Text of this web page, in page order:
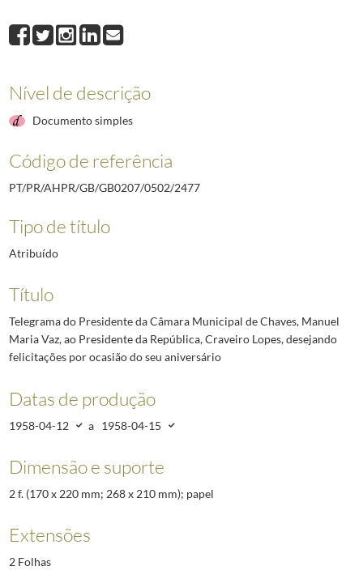
2478Telegrama do Governador Civil de Aveiro, Francisco Vale Guimarães,
2479Telegrama do Presidente da Comissão Executiva da União Nacional,
2481
Telegrama do pessoal do Palácio [da Cidadela] de Cascais ao
(...)
Nível de descrição
Documento simples
Código de referência
PT/PR/AHPR/GB/GB0207/0502/2477
Tipo de título
Atribuído
Título
Telegrama do Presidente da Câmara Municipal de Chaves, Manuel
Maria Vaz, ao Presidente da República, Craveiro Lopes, desejando
felicitações por ocasião do seu aniversário
Datas de produção
1958-04-12 a 1958-04-15
Dimensão e suporte
2 f. (170 x 220 mm; 268 x 210 mm); papel
Extensões
2 Folhas